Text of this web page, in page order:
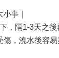
事｜
，隔1-3天之後
傷，澆水後容